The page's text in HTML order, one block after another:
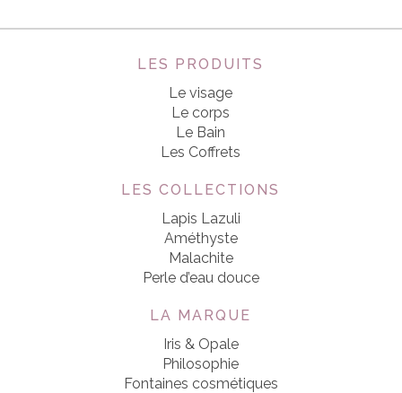
LES PRODUITS
Le visage
Le corps
Le Bain
Les Coffrets
LES COLLECTIONS
Lapis Lazuli
Améthyste
Malachite
Perle d’eau douce
LA MARQUE
Iris & Opale
Philosophie
Fontaines cosmétiques